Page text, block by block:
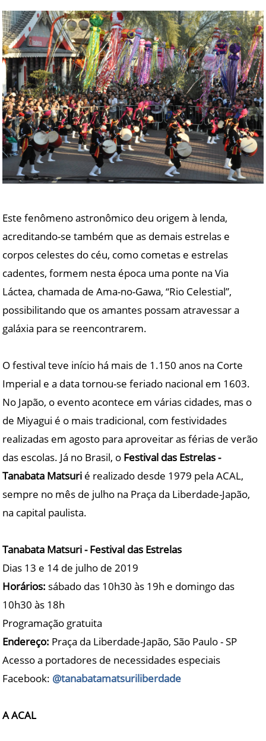
Este fenômeno astronômico deu origem à lenda,
acreditando-se também que as demais estrelas e
corpos celestes do céu, como cometas e estrelas
cadentes, formem nesta época uma ponte na Via
Láctea, chamada de Ama-no-Gawa, “Rio Celestial”,
possibilitando que os amantes possam atravessar a
galáxia para se reencontrarem.
O festival teve início há mais de 1.150 anos na Corte
Imperial e a data tornou-se feriado nacional em 1603.
No Japão, o evento acontece em várias cidades, mas o
de Miyagui é o mais tradicional, com festividades
realizadas em agosto para aproveitar as férias de verão
das escolas. Já no Brasil, o Festival das Estrelas -
Tanabata Matsuri é realizado desde 1979 pela ACAL,
sempre no mês de julho na Praça da Liberdade-Japão,
na capital paulista.
Tanabata Matsuri - Festival das Estrelas
Dias 13 e 14 de julho de 2019
Horários: sábado das 10h30 às 19h e domingo das
10h30 às 18h
Programação gratuita
Endereço: Praça da Liberdade-Japão, São Paulo - SP
Acesso a portadores de necessidades especiais
Facebook: @tanabatamatsuriliberdade
A ACAL